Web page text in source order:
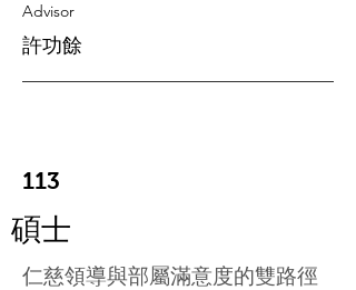
Advisor
許功餘
113
碩士
仁慈領導與部屬滿意度的雙路徑